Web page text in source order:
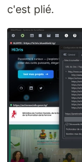
c'est plié.